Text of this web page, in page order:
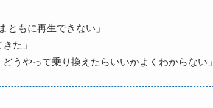
ともに再生できない」
た」
うやって乗り換えたらいいかよくわからない」